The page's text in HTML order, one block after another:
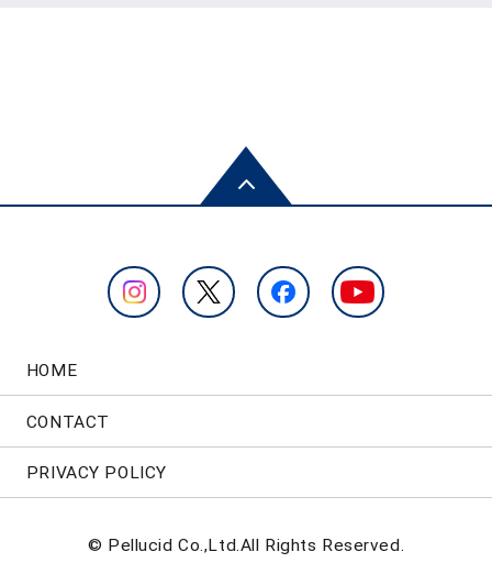
HOME
CONTACT
PRIVACY POLICY
© Pellucid Co.,Ltd.All Rights Reserved.